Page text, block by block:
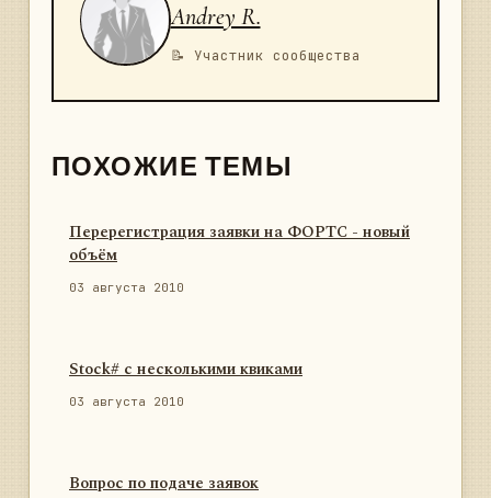
Andrey R.
📝 Участник сообщества
ПОХОЖИЕ ТЕМЫ
Перерегистрация заявки на ФОРТС - новый
объём
03 августа 2010
Stock# с несколькими квиками
03 августа 2010
Вопрос по подаче заявок